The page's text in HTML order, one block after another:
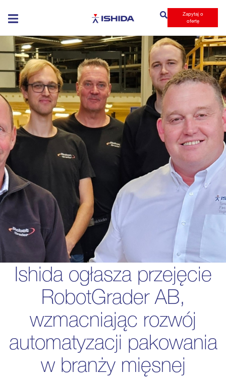
Zapytaj o
ofertę
Ishida ogłasza przejęcie
RobotGrader AB,
wzmacniając rozwój
automatyzacji pakowania
w branży mięsnej